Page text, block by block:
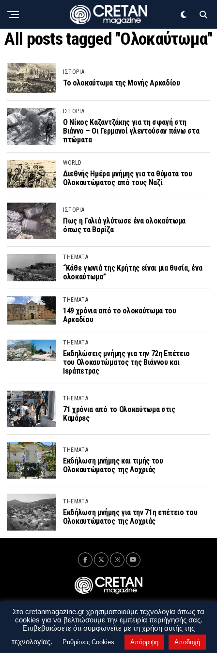
All posts tagged "Ολοκαύτωμα"
ΙΣΤΟΡΙΑ
Το ολοκαύτωμα της Μονής Αρκαδίου
ΙΣΤΟΡΙΑ
O Νίκος Καζαντζάκης για τη σφαγή στη
Βιάννο – Οι Γερμανοί γλεντούσαν πάνω στα
πτώματα
WORLD
Διεθνής Ημέρα μνήμης για τα θύματα του
Ολοκαυτώματος από τους Ναζί
ΙΣΤΟΡΙΑ
Πως η Γαλιά γλύτωσε ένα ολοκαύτωμα
όπως τα Βορίζα
THEMATA
“Κάθε γωνιά της Κρήτης είναι μια θυσία, ένα
ολοκαύτωμα”
THEMATA
149 χρόνια από το ολοκαύτωμα του
Αρκαδίου
THEMATA
Εκδηλώσεις μνήμης για την 72η Επέτειο
του Ολοκαυτώματος της Βιάννου και
Ιεράπετρας
THEMATA
71 χρόνια από το Ολοκαύτωμα στις
Καμάρες
THEMATA
Εκδήλωση μνήμης και τιμής του
Ολοκαυτώματος της Λοχριάς
THEMATA
Εκδήλωση μνήμης για την 71η επέτειο του
Ολοκαυτώματος της Λοχριάς
Ταυτότητα Πολιτική Απορρήτου
Όροι Χρήσης
Όροι και Προϋποθέσεις
Copyright © 2014 - 2026 Cretanmagazine. All rights reserved. byj. bitsakakis
Στο cretanmagazine.gr χρησιμοποιούμε τεχνολογία όπως τα
cookies για να βελτιώσουμε την εμπειρία περιήγησής σας.
Επιβεβαιώσετε ότι συμφωνείτε με τη χρήση αυτής της
τεχνολογίας.
Ρυθμίσεις Cookies Απόρριψη Αποδοχή